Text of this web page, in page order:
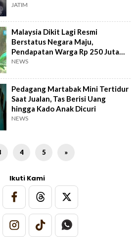
JATIM
Malaysia Dikit Lagi Resmi
Berstatus Negara Maju,
Pendapatan Warga Rp 250 Juta
per Tahun
NEWS
Pedagang Martabak Mini Tertidur
Saat Jualan, Tas Berisi Uang
hingga Kado Anak Dicuri
NEWS
4 5 »
Ikuti Kami